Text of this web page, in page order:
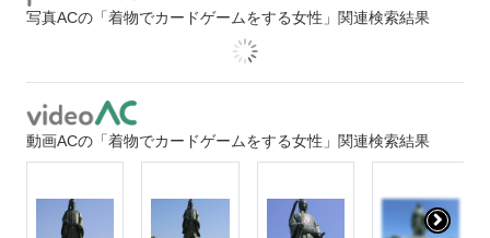
写真ACの「着物でカードゲームをする女性」関連検索結果
動画ACの「着物でカードゲームをする女性」関連検索結果